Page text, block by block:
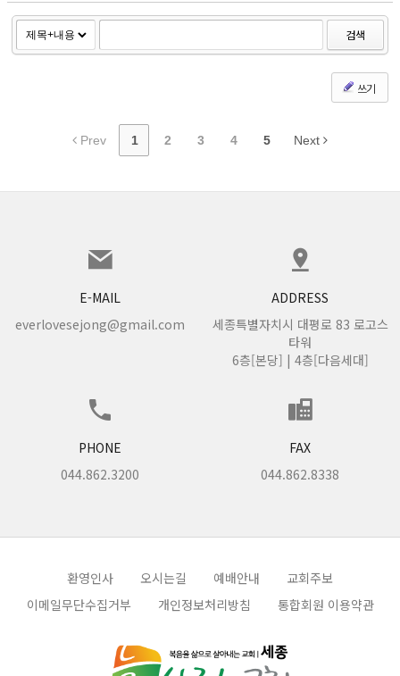
검색
쓰기
Prev 1 2 3 4 5 Next
E-MAIL
everlovesejong@gmail.com
ADDRESS
세종특별자치시 대평로 83 로고스
타워
6층[본당] | 4층[다음세대]
PHONE
044.862.3200
FAX
044.862.8338
환영인사 오시는길 예배안내
교회주보
이메일무단수집거부
개인정보처리방침 통합회원 이용약관